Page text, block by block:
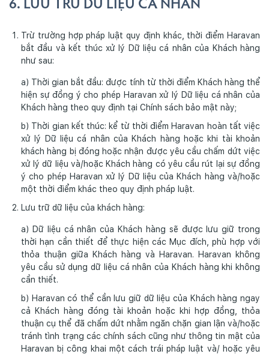
6. LƯU TRỮ DỮ LIỆU CÁ NHÂN
Trừ trường hợp pháp luật quy định khác, thời điểm Haravan
bắt đầu và kết thúc xử lý Dữ liệu cá nhân của Khách hàng
như sau:
a) Thời gian bắt đầu: được tính từ thời điểm Khách hàng thể
hiện sự đồng ý cho phép Haravan xử lý Dữ liệu cá nhân của
Khách hàng theo quy định tại Chính sách bảo mật này;
b) Thời gian kết thúc: kể từ thời điểm Haravan hoàn tất việc
xử lý Dữ liệu cá nhân của Khách hàng hoặc khi tài khoản
khách hàng bị đóng hoặc nhận được yêu cầu chấm dứt việc
xử lý dữ liệu và/hoặc Khách hàng có yêu cầu rút lại sự đồng
ý cho phép Haravan xử lý Dữ liệu của Khách hàng và/hoặc
một thời điểm khác theo quy định pháp luật.
Lưu trữ dữ liệu của khách hàng:
a) Dữ liệu cá nhân của Khách hàng sẽ được lưu giữ trong
thời hạn cần thiết để thực hiện các Mục đích, phù hợp với
thỏa thuận giữa Khách hàng và Haravan. Haravan không
yêu cầu sử dụng dữ liệu cá nhân của Khách hàng khi không
cần thiết.
b) Haravan có thể cần lưu giữ dữ liệu của Khách hàng ngay
cả Khách hàng đóng tài khoản hoặc khi hợp đồng, thỏa
thuận cụ thể đã chấm dứt nhằm ngăn chặn gian lận và/hoặc
tránh tình trạng các chính sách cũng như thông tin mật của
Haravan bị công khai một cách trái pháp luật và/ hoặc yêu